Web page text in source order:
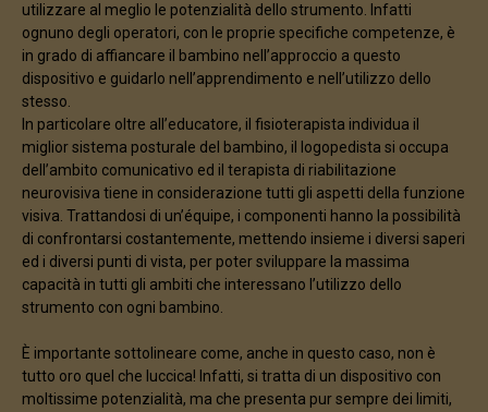
utilizzare al meglio le potenzialità dello strumento. Infatti
ognuno degli operatori, con le proprie specifiche competenze, è
in grado di affiancare il bambino nell’approccio a questo
dispositivo e guidarlo nell’apprendimento e nell’utilizzo dello
stesso.
In particolare oltre all’educatore, il fisioterapista individua il
miglior sistema posturale del bambino, il logopedista si occupa
dell’ambito comunicativo ed il terapista di riabilitazione
neurovisiva tiene in considerazione tutti gli aspetti della funzione
visiva. Trattandosi di un’équipe, i componenti hanno la possibilità
di confrontarsi costantemente, mettendo insieme i diversi saperi
ed i diversi punti di vista, per poter sviluppare la massima
capacità in tutti gli ambiti che interessano l’utilizzo dello
strumento con ogni bambino.
È importante sottolineare come, anche in questo caso, non è
tutto oro quel che luccica! Infatti, si tratta di un dispositivo con
moltissime potenzialità, ma che presenta pur sempre dei limiti,